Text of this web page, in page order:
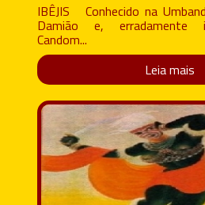
IBÊJIS Conhecido na
Damião e, erradamente
Candom...
Leia mais